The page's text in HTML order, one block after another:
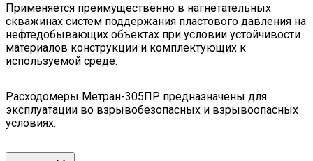
Применяется преимущественно в нагнетательных
скважинах систем поддержания пластового давления на
нефтедобывающих объектах при условии устойчивости
материалов конструкции и комплектующих к
используемой среде.
Расходомеры Метран-305ПР предназначены для
эксплуатации во взрывобезопасных и взрывоопасных
условиях.